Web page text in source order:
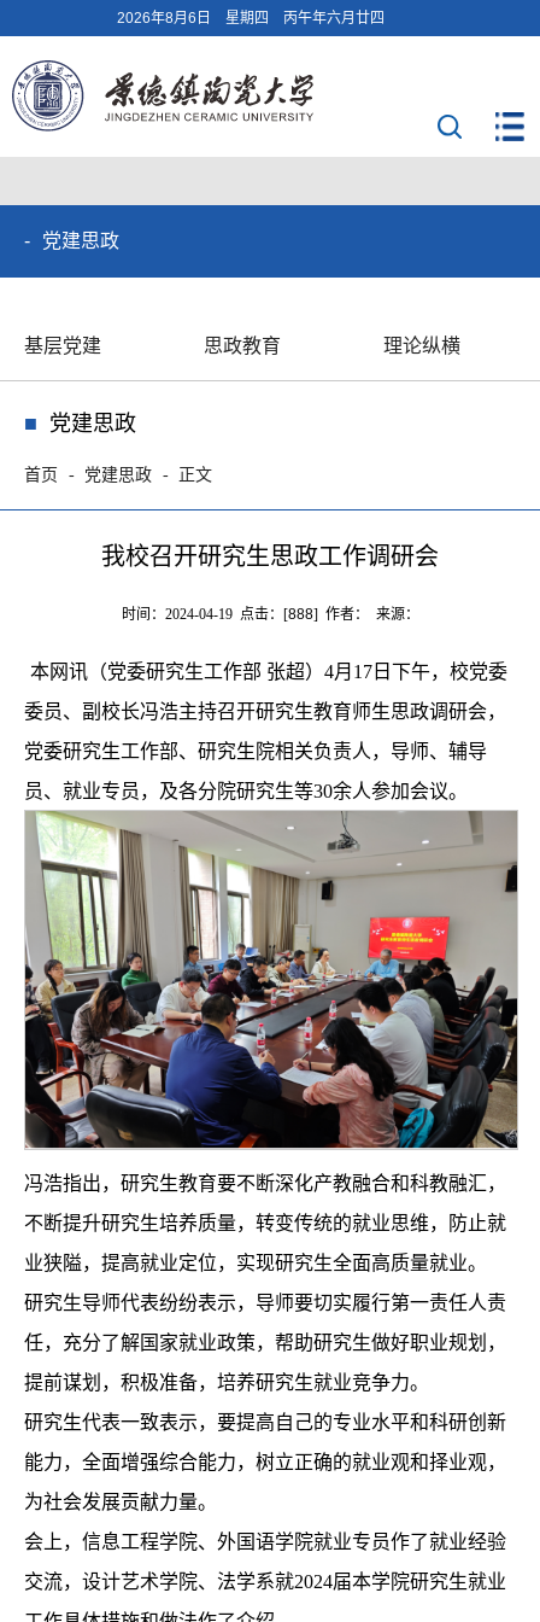
2026年8月6日 星期四 丙午年六月廿四
党建思政
基层党建 思政教育 理论纵横
党建思政
首页 党建思政 正文
我校召开研究生思政工作调研会
时间：2024-04-19 点击：[888] 作者： 来源：
本网讯（党委研究生工作部 张超）4月17日下午，校党委
委员、副校长冯浩主持召开研究生教育师生思政调研会，
党委研究生工作部、研究生院相关负责人，导师、辅导
员、就业专员，及各分院研究生等30余人参加会议。
冯浩指出，研究生教育要不断深化产教融合和科教融汇，
不断提升研究生培养质量，转变传统的就业思维，防止就
业狭隘，提高就业定位，实现研究生全面高质量就业。
研究生导师代表纷纷表示，导师要切实履行第一责任人责
任，充分了解国家就业政策，帮助研究生做好职业规划，
提前谋划，积极准备，培养研究生就业竞争力。
研究生代表一致表示，要提高自己的专业水平和科研创新
能力，全面增强综合能力，树立正确的就业观和择业观，
为社会发展贡献力量。
会上，信息工程学院、外国语学院就业专员作了就业经验
交流，设计艺术学院、法学系就2024届本学院研究生就业